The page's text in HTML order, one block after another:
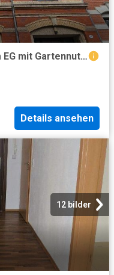
KASSBERG 3 Raum Wohnung im EG mit Gartennutzung
Details ansehen
12 bilder